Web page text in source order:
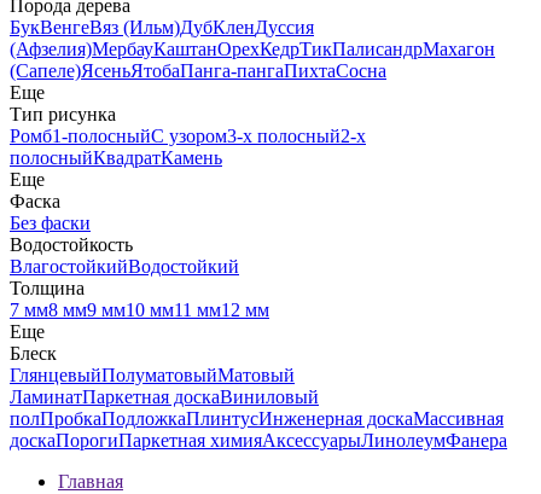
Порода дерева
БукВенгеВяз (Ильм)ДубКленДуссия
(Афзелия)МербауКаштанОрехКедрТикПалисандрМахагон
(Сапеле)ЯсеньЯтобаПанга-пангаПихтаСосна
Еще
Тип рисунка
Ромб1-полосныйС узором3-х полосный2-х
полосныйКвадратКамень
Еще
Фаска
Без фаски
Водостойкость
ВлагостойкийВодостойкий
Толщина
7 мм8 мм9 мм10 мм11 мм12 мм
Еще
Блеск
ГлянцевыйПолуматовыйМатовый
ЛаминатПаркетная доскаВиниловый
полПробкаПодложкаПлинтусИнженерная доскаМассивная
доскаПорогиПаркетная химияАксессуарыЛинолеумФанера
Главная